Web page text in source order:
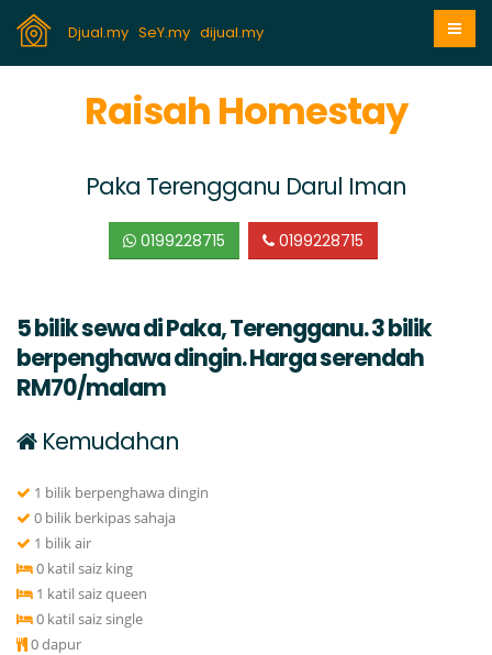
Djual.my SeY.my dijual.my
Raisah Homestay
Paka Terengganu Darul Iman
0199228715 0199228715
5 bilik sewa di Paka, Terengganu. 3 bilik
berpenghawa dingin. Harga serendah
RM70/malam
Kemudahan
1 bilik berpenghawa dingin
0 bilik berkipas sahaja
1 bilik air
0 katil saiz king
1 katil saiz queen
0 katil saiz single
0 dapur